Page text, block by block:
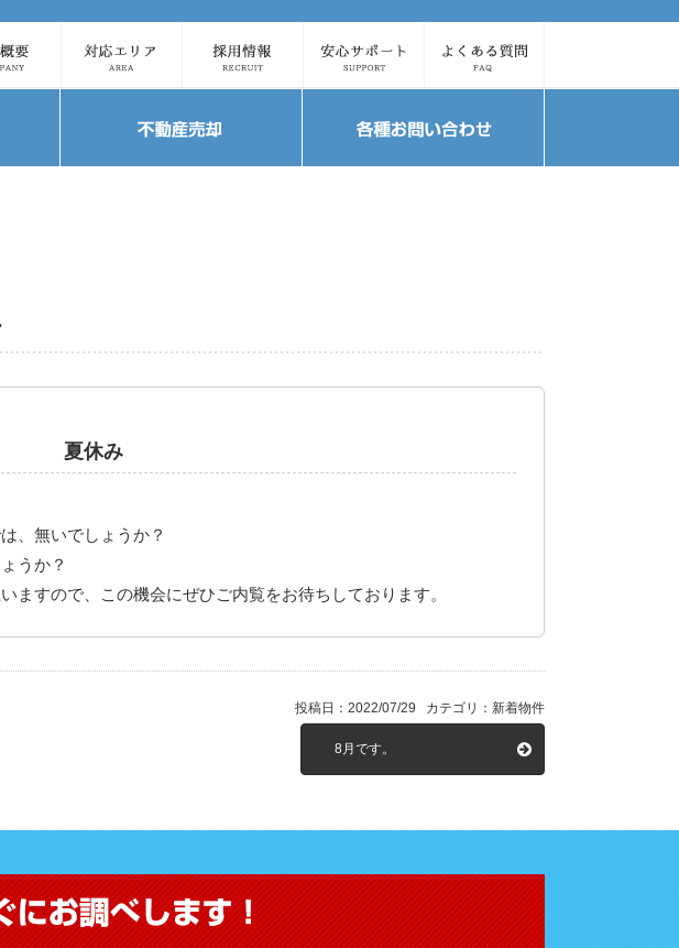
夏休み
、無いでしょうか？
うか？
ますので、この機会にぜひご内覧をお待ちしております。
投稿日：2022/07/29 カテゴリ：新着物件
8月です。